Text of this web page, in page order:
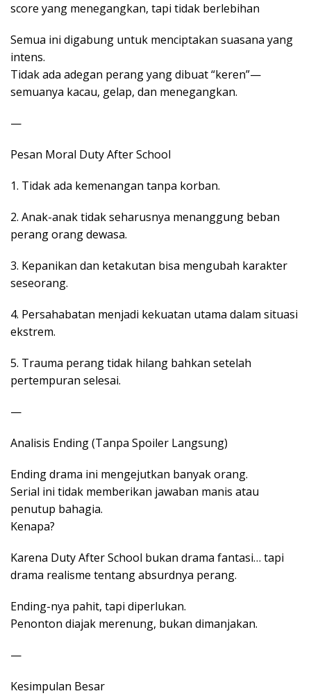
score yang menegangkan, tapi tidak berlebihan
Semua ini digabung untuk menciptakan suasana yang
intens.
Tidak ada adegan perang yang dibuat “keren”—
semuanya kacau, gelap, dan menegangkan.
—
Pesan Moral Duty After School
1. Tidak ada kemenangan tanpa korban.
2. Anak-anak tidak seharusnya menanggung beban
perang orang dewasa.
3. Kepanikan dan ketakutan bisa mengubah karakter
seseorang.
4. Persahabatan menjadi kekuatan utama dalam situasi
ekstrem.
5. Trauma perang tidak hilang bahkan setelah
pertempuran selesai.
—
Analisis Ending (Tanpa Spoiler Langsung)
Ending drama ini mengejutkan banyak orang.
Serial ini tidak memberikan jawaban manis atau
penutup bahagia.
Kenapa?
Karena Duty After School bukan drama fantasi… tapi
drama realisme tentang absurdnya perang.
Ending-nya pahit, tapi diperlukan.
Penonton diajak merenung, bukan dimanjakan.
—
Kesimpulan Besar